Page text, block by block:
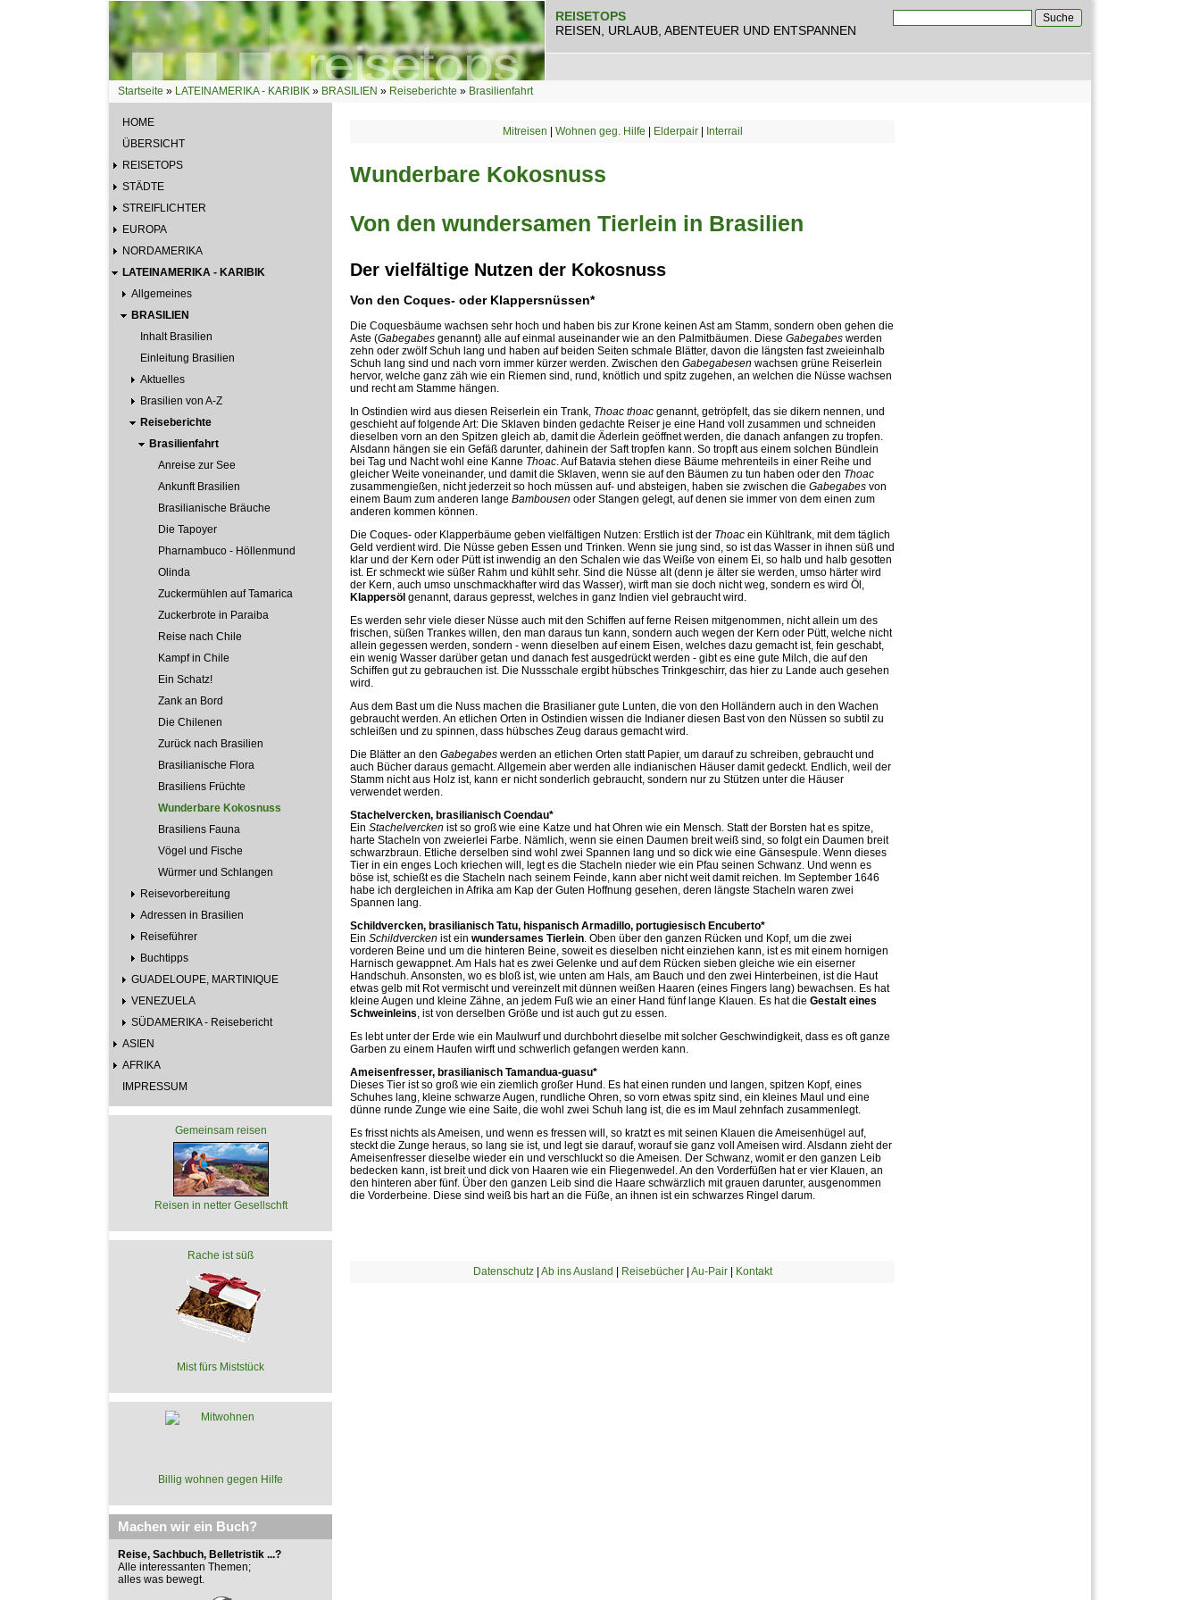
REISETOPS
REISEN, URLAUB, ABENTEUER UND ENTSPANNEN
Sie sind hier
Startseite » LATEINAMERIKA - KARIBIK » BRASILIEN » Reiseberichte » Brasilienfahrt
HOME
ÜBERSICHT
REISETOPS
STÄDTE
STREIFLICHTER
EUROPA
NORDAMERIKA
LATEINAMERIKA - KARIBIK
Allgemeines
BRASILIEN
Inhalt Brasilien
Einleitung Brasilien
Aktuelles
Brasilien von A-Z
Reiseberichte
Brasilienfahrt
Anreise zur See
Ankunft Brasilien
Brasilianische Bräuche
Die Tapoyer
Pharnambuco - Höllenmund
Olinda
Zuckermühlen auf Tamarica
Zuckerbrote in Paraiba
Reise nach Chile
Kampf in Chile
Ein Schatz!
Zank an Bord
Die Chilenen
Zurück nach Brasilien
Brasilianische Flora
Brasiliens Früchte
Wunderbare Kokosnuss
Brasiliens Fauna
Vögel und Fische
Würmer und Schlangen
Reisevorbereitung
Adressen in Brasilien
Reiseführer
Buchtipps
GUADELOUPE, MARTINIQUE
VENEZUELA
SÜDAMERIKA - Reisebericht
ASIEN
AFRIKA
IMPRESSUM
Gemeinsam reisen
Reisen in netter Gesellschft
Rache ist süß
Mist fürs Miststück
Billig wohnen gegen Hilfe
Machen wir ein Buch?
Reise, Sachbuch, Belletristik ...?
Alle interessanten Themen;
alles was bewegt.
Mitreisen Wohnen geg. Hilfe Elderpair| Interrail
Wunderbare Kokosnuss
Von den wundersamen Tierlein in Brasilien
Der vielfältige Nutzen der Kokosnuss
Von den Coques- oder Klappersnüssen*
Die Coquesbäume wachsen sehr hoch und haben bis zur Krone keinen Ast am Stamm, sondern oben gehen die
Aste (Gabegabes genannt) alle auf einmal auseinander wie an den Palmitbäumen. Diese Gabegabes werden
zehn oder zwölf Schuh lang und haben auf beiden Seiten schmale Blätter, davon die längsten fast zweieinhalb
Schuh lang sind und nach vorn immer kürzer werden. Zwischen den Gabegabesen wachsen grüne Reiserlein
hervor, welche ganz zäh wie ein Riemen sind, rund, knötlich und spitz zugehen, an welchen die Nüsse wachsen
und recht am Stamme hängen.
In Ostindien wird aus diesen Reiserlein ein Trank, Thoac thoac genannt, getröpfelt, das sie dikern nennen, und
geschieht auf folgende Art: Die Sklaven binden gedachte Reiser je eine Hand voll zusammen und schneiden
dieselben vorn an den Spitzen gleich ab, damit die Äderlein geöffnet werden, die danach anfangen zu tropfen.
Alsdann hängen sie ein Gefäß darunter, dahinein der Saft tropfen kann. So tropft aus einem solchen Bündlein
bei Tag und Nacht wohl eine Kanne Thoac. Auf Batavia stehen diese Bäume mehrenteils in einer Reihe und
gleicher Weite voneinander, und damit die Sklaven, wenn sie auf den Bäumen zu tun haben oder den Thoac
zusammengießen, nicht jederzeit so hoch müssen auf- und absteigen, haben sie zwischen die Gabegabes von
einem Baum zum anderen lange Bambousen oder Stangen gelegt, auf denen sie immer von dem einen zum
anderen kommen können.
Die Coques- oder Klapperbäume geben vielfältigen Nutzen: Erstlich ist der Thoac ein Kühltrank, mit dem täglich
Geld verdient wird. Die Nüsse geben Essen und Trinken. Wenn sie jung sind, so ist das Wasser in ihnen süß und
klar und der Kern oder Pütt ist inwendig an den Schalen wie das Weiße von einem Ei, so halb und halb gesotten
ist. Er schmeckt wie süßer Rahm und kühlt sehr. Sind die Nüsse alt (denn je älter sie werden, umso härter wird
der Kern, auch umso unschmackhafter wird das Wasser), wirft man sie doch nicht weg, sondern es wird Öl,
Klappersöl genannt, daraus gepresst, welches in ganz Indien viel gebraucht wird.
Es werden sehr viele dieser Nüsse auch mit den Schiffen auf ferne Reisen mitgenommen, nicht allein um des
frischen, süßen Trankes willen, den man daraus tun kann, sondern auch wegen der Kern oder Pütt, welche nicht
allein gegessen werden, sondern - wenn dieselben auf einem Eisen, welches dazu gemacht ist, fein geschabt,
ein wenig Wasser darüber getan und danach fest ausgedrückt werden - gibt es eine gute Milch, die auf den
Schiffen gut zu gebrauchen ist. Die Nussschale ergibt hübsches Trinkgeschirr, das hier zu Lande auch gesehen
wird.
Aus dem Bast um die Nuss machen die Brasilianer gute Lunten, die von den Holländern auch in den Wachen
gebraucht werden. An etlichen Orten in Ostindien wissen die Indianer diesen Bast von den Nüssen so subtil zu
schleißen und zu spinnen, dass hübsches Zeug daraus gemacht wird.
Die Blätter an den Gabegabes werden an etlichen Orten statt Papier, um darauf zu schreiben, gebraucht und
auch Bücher daraus gemacht. Allgemein aber werden alle indianischen Häuser damit gedeckt. Endlich, weil der
Stamm nicht aus Holz ist, kann er nicht sonderlich gebraucht, sondern nur zu Stützen unter die Häuser
verwendet werden.
Stachelvercken, brasilianisch Coendau*
Ein Stachelvercken ist so groß wie eine Katze und hat Ohren wie ein Mensch. Statt der Borsten hat es spitze,
harte Stacheln von zweierlei Farbe. Nämlich, wenn sie einen Daumen breit weiß sind, so folgt ein Daumen breit
schwarzbraun. Etliche derselben sind wohl zwei Spannen lang und so dick wie eine Gänsespule. Wenn dieses
Tier in ein enges Loch kriechen will, legt es die Stacheln nieder wie ein Pfau seinen Schwanz. Und wenn es
böse ist, schießt es die Stacheln nach seinem Feinde, kann aber nicht weit damit reichen. Im September 1646
habe ich dergleichen in Afrika am Kap der Guten Hoffnung gesehen, deren längste Stacheln waren zwei
Spannen lang.
Schildvercken, brasilianisch Tatu, hispanisch Armadillo, portugiesisch Encuberto*
Ein Schildvercken ist ein wundersames Tierlein. Oben über den ganzen Rücken und Kopf, um die zwei
vorderen Beine und um die hinteren Beine, soweit es dieselben nicht einziehen kann, ist es mit einem hornigen
Harnisch gewappnet. Am Hals hat es zwei Gelenke und auf dem Rücken sieben gleiche wie ein eiserner
Handschuh. Ansonsten, wo es bloß ist, wie unten am Hals, am Bauch und den zwei Hinterbeinen, ist die Haut
etwas gelb mit Rot vermischt und vereinzelt mit dünnen weißen Haaren (eines Fingers lang) bewachsen. Es hat
kleine Augen und kleine Zähne, an jedem Fuß wie an einer Hand fünf lange Klauen. Es hat die Gestalt eines
Schweinleins, ist von derselben Größe und ist auch gut zu essen.
Es lebt unter der Erde wie ein Maulwurf und durchbohrt dieselbe mit solcher Geschwindigkeit, dass es oft ganze
Garben zu einem Haufen wirft und schwerlich gefangen werden kann.
Ameisenfresser, brasilianisch Tamandua-guasu*
Dieses Tier ist so groß wie ein ziemlich großer Hund. Es hat einen runden und langen, spitzen Kopf, eines
Schuhes lang, kleine schwarze Augen, rundliche Ohren, so vorn etwas spitz sind, ein kleines Maul und eine
dünne runde Zunge wie eine Saite, die wohl zwei Schuh lang ist, die es im Maul zehnfach zusammenlegt.
Es frisst nichts als Ameisen, und wenn es fressen will, so kratzt es mit seinen Klauen die Ameisenhügel auf,
steckt die Zunge heraus, so lang sie ist, und legt sie darauf, worauf sie ganz voll Ameisen wird. Alsdann zieht der
Ameisenfresser dieselbe wieder ein und verschluckt so die Ameisen. Der Schwanz, womit er den ganzen Leib
bedecken kann, ist breit und dick von Haaren wie ein Fliegenwedel. An den Vorderfüßen hat er vier Klauen, an
den hinteren aber fünf. Über den ganzen Leib sind die Haare schwärzlich mit grauen darunter, ausgenommen
die Vorderbeine. Diese sind weiß bis hart an die Füße, an ihnen ist ein schwarzes Ringel darum.
Datenschutz| Ab ins Ausland Reisebücher| Au-Pair| Kontakt